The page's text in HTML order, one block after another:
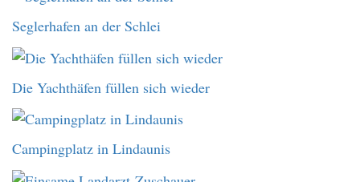
Seglerhafen an der Schlei
Die Yachthäfen füllen sich wieder
Campingplatz in Lindaunis